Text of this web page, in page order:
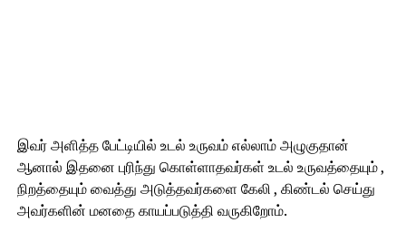
இவர் அளித்த பேட்டியில் உடல் உருவம் எல்லாம் அழுகுதான்
ஆனால் இதனை புரிந்து கொள்ளாதவர்கள் உடல் உருவத்தையும் ,
நிறத்தையும் வைத்து அடுத்தவர்களை கேலி , கிண்டல் செய்து
அவர்களின் மனதை காயப்படுத்தி வருகிறோம்.